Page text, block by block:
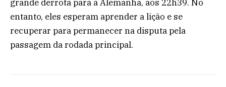
grande derrota para a Alemanha, aos 22h39. No
entanto, eles esperam aprender a lição e se
recuperar para permanecer na disputa pela
passagem da rodada principal.